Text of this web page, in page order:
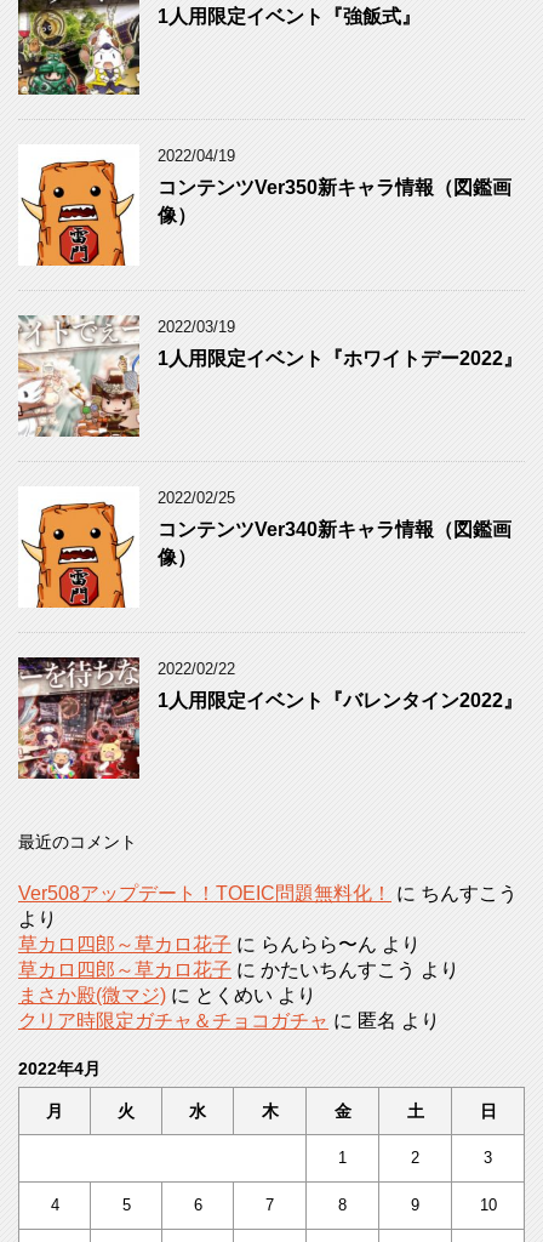
ー
1人用限定イベント『強飯式』
2022/04/19
コンテンツVer350新キャラ情報（図鑑画
像）
2022/03/19
1人用限定イベント『ホワイトデー2022』
2022/02/25
コンテンツVer340新キャラ情報（図鑑画
像）
2022/02/22
1人用限定イベント『バレンタイン2022』
最近のコメント
Ver508アップデート！TOEIC問題無料化！ に ちんすこう
より
草カロ四郎～草カロ花子 に らんらら〜ん より
草カロ四郎～草カロ花子 に かたいちんすこう より
まさか殿(微マジ) に とくめい より
クリア時限定ガチャ＆チョコガチャ に 匿名 より
2022年4月
月 火 水 木 金 土 日
1 2 3
4 5 6 7 8 9 10